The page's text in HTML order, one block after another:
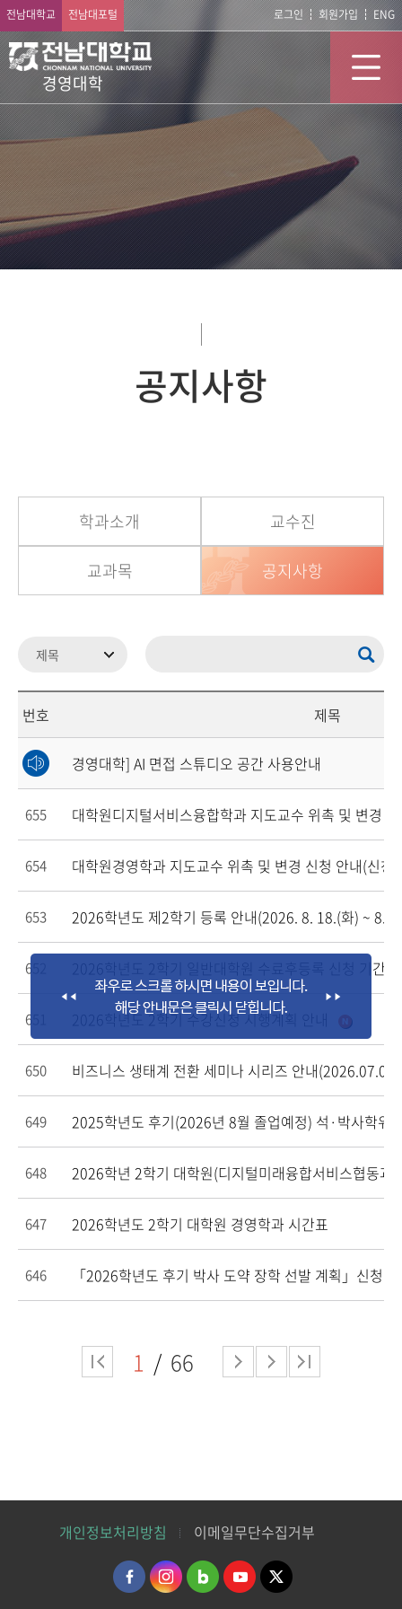
전남대학교 전남대포털 로그인 회원가입 ENG
경영대학
공지사항
학과소개 교수진
교과목 공지사항
번호 제목
경영대학] AI 면접 스튜디오 공간 사용안내
655
654
653 2026학년도 제2학기 등록 안내(2026. 8. 18.(화) ~ 8.
652 2026학년도 2학기 일반대학원 수료후등록 신청 기간
651 2026학년도 2학기 수강신청 시행계획 안내
650 비즈니스 생태계 전환 세미나 시리즈 안내
649
648 2026학년 2학기 대학원(디지털미래융합서비스협동과
647 2026학년도 2학기 대학원 경영학과 시간표
646 「2026학년도 후기 박사 도약 장학 선발 계획」신청
1 66
개인정보처리방침 이메일무단수집거부